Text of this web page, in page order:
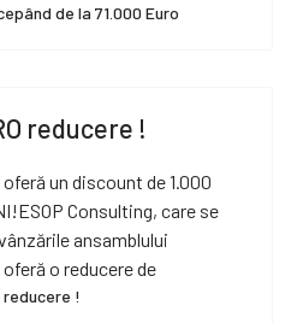
de la 71.000 Euro
reducere !
un discount de 1.000
Consulting, care se
ansamblului
o reducere de
reducere !